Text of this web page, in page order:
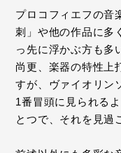
プロコフィエフの音
刺」や他の作品に多
っ先に浮かぶ方も多
尚更、楽器の特性上
すが、ヴァイオリン
1番冒頭に見られる
とつで、それを見過